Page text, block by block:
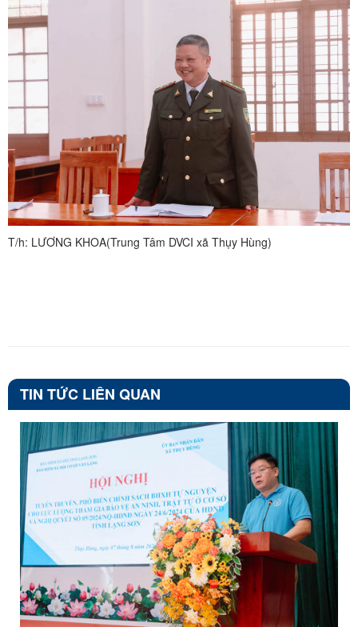
T/h: LƯƠNG KHOA(Trung Tâm DVCI xã Thụy Hùng)
TIN TỨC LIÊN QUAN